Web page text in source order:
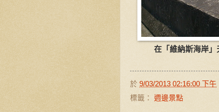
在「維納斯海岸
於 9/03/2013 02:16:00 下午
標籤： 週邊景點